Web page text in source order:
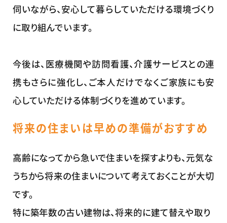
伺いながら、安心して暮らしていただける環境づくり
に取り組んでいます。
今後は、医療機関や訪問看護、介護サービスとの連
携もさらに強化し、ご本人だけでなくご家族にも安
心していただける体制づくりを進めています。
将来の住まいは早めの準備がおすすめ
高齢になってから急いで住まいを探すよりも、元気な
うちから将来の住まいについて考えておくことが大切
です。
特に築年数の古い建物は、将来的に建て替えや取り